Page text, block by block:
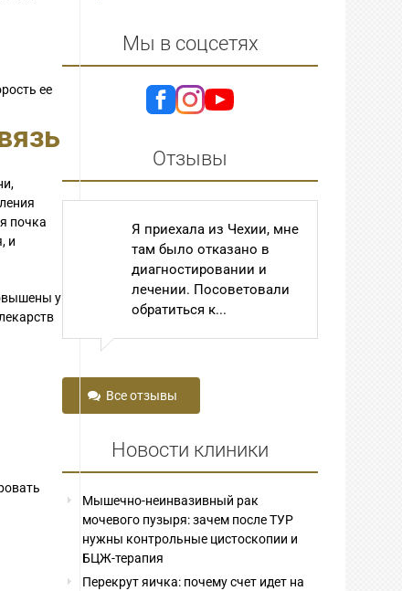
ее
почка
и
у
Мы в соцсетях
Отзывы
Я приехала из Чехии, мне
там было отказано в
диагностировании и
лечении. Посоветовали
обратиться к...
Все отзывы
Новости клиники
Мышечно-неинвазивный рак
мочевого пузыря: зачем после ТУР
нужны контрольные цистоскопии и
БЦЖ-терапия
Перекрут яичка: почему счет идет на